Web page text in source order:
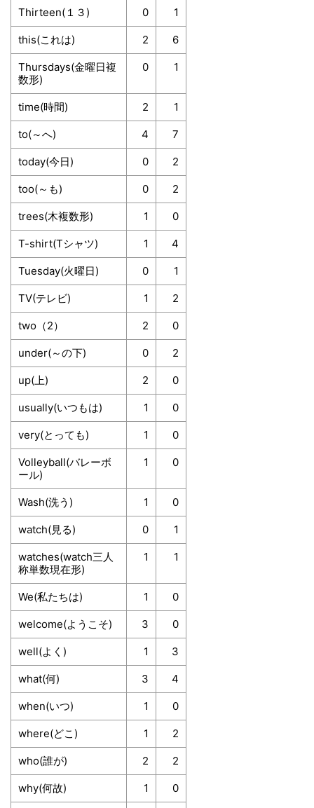
Thirteen(１３) 0 1
this(これは) 2 6
Thursdays(金曜日複
数形)
0 1
time(時間) 2 1
to(～へ) 4 7
today(今日) 0 2
too(～も) 0 2
trees(木複数形) 1 0
T-shirt(Tシャツ) 1 4
Tuesday(火曜日) 0 1
TV(テレビ) 1 2
two（2） 2 0
under(～の下) 0 2
up(上) 2 0
usually(いつもは) 1 0
very(とっても) 1 0
Volleyball(バレーボ
ール)
1 0
Wash(洗う) 1 0
watch(見る) 0 1
watches(watch三人
称単数現在形)
1 1
We(私たちは) 1 0
welcome(ようこそ) 3 0
well(よく) 1 3
what(何) 3 4
when(いつ) 1 0
where(どこ) 1 2
who(誰が) 2 2
why(何故) 1 0